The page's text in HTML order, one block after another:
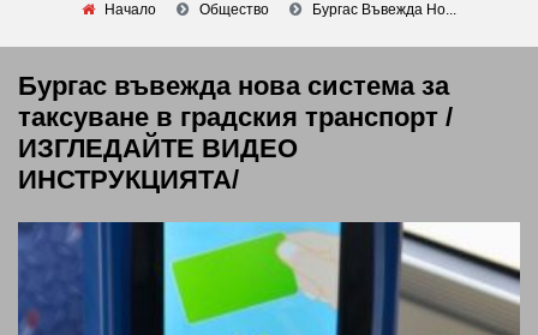
Начало Общество Бургас Въвежда Но...
Бургас въвежда нова система за
таксуване в градския транспорт /
ИЗГЛЕДАЙТЕ ВИДЕО
ИНСТРУКЦИЯТА/